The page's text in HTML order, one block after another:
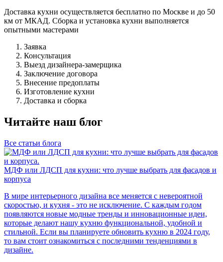
Доставка кухни осуществляется бесплатно по Москве и до 50
км от МКАД. Сборка и установка кухни выполняется
опытными мастерами
Заявка
Консультация
Выезд дизайнера-замерщика
Заключение договора
Внесение предоплаты
Изготовление кухни
Доставка и сборка
Читайте наш блог
Все статьи блога
МДФ или ЛДСП для кухни: что лучше выбрать для фасадов и
корпуса
В мире интерьерного дизайна все меняется с невероятной
скоростью, и кухня - это не исключение. С каждым годом
появляются новые модные тренды и инновационные идеи,
которые делают нашу кухню функциональной, удобной и
стильной. Если вы планируете обновить кухню в 2024 году,
то вам стоит ознакомиться с последними тенденциями в
дизайне.